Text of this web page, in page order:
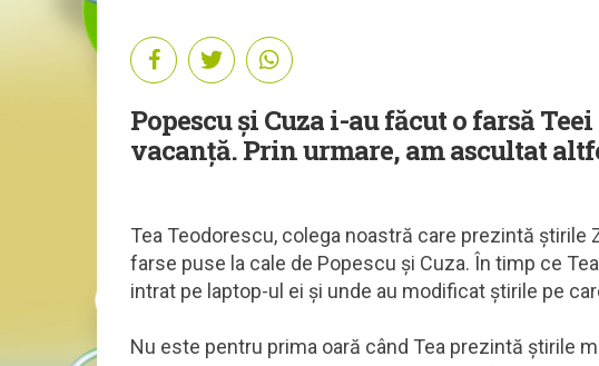
Popescu și Cuza i-au făcut o farsă
vacanță. Prin urmare, am ascultat
Tea Teodorescu, colega noastră care prezintă știrile
farse puse la cale de Popescu și Cuza. În timp ce
intrat pe laptop-ul ei și unde au modificat știrile pe
Nu este pentru prima oară când Tea prezintă știrile